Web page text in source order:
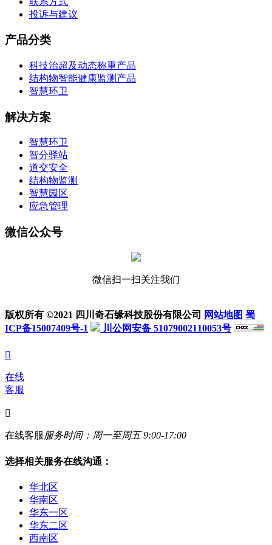
投诉与建议
产品分类
科技治超及动态称重产品
结构物智能健康监测产品
智慧环卫
解决方案
智慧环卫
智分驿站
道交安全
结构物监测
智慧园区
应急管理
微信公众号
微信扫一扫关注我们
版权所有 ©2021 四川奇石缘科技股份有限公司 网站地图 蜀
ICP备15007409号-1
川公网安备 51079002110053号

在线
客服

在线客服服务时间：周一至周五 9:00-17:00
选择相关服务在线沟通：
华北区
华南区
华东一区
华东二区
西南区